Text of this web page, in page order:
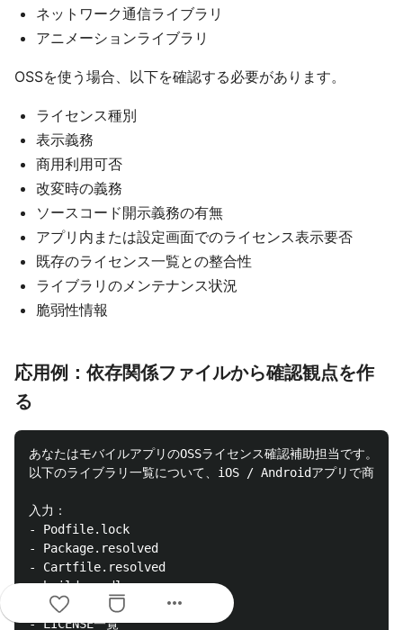
ネットワーク通信ライブラリ
アニメーションライブラリ
OSSを使う場合、以下を確認する必要があります。
ライセンス種別
表示義務
商用利用可否
改変時の義務
ソースコード開示義務の有無
アプリ内または設定画面でのライセンス表示要否
既存のライセンス一覧との整合性
ライブラリのメンテナンス状況
脆弱性情報
応用例：依存関係ファイルから確認観点を作
る
あなたはモバイルアプリのOSSライセンス確認補助担当です。
以下のライブラリ一覧について、iOS / Androidアプリで商用利
入力：
- Podfile.lock
- Package.resolved
- Cartfile.resolved
- build.gradle
- libs.versions.toml
- LICENSE一覧
more_horiz